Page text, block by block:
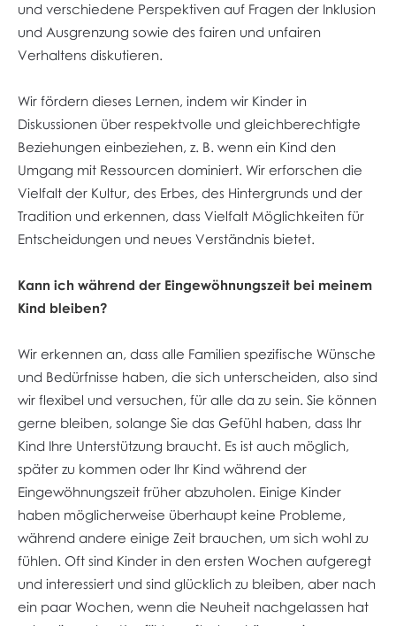
und verschiedene Perspektiven auf Fragen der Inklusion
und Ausgrenzung sowie des fairen und unfairen
Verhaltens diskutieren.
Wir fördern dieses Lernen, indem wir Kinder in
Diskussionen über respektvolle und gleichberechtigte
Beziehungen einbeziehen, z. B. wenn ein Kind den
Umgang mit Ressourcen dominiert. Wir erforschen die
Vielfalt der Kultur, des Erbes, des Hintergrunds und der
Tradition und erkennen, dass Vielfalt Möglichkeiten für
Entscheidungen und neues Verständnis bietet.
Kann ich während der Eingewöhnungszeit bei meinem
Kind bleiben?
Wir erkennen an, dass alle Familien spezifische Wünsche
und Bedürfnisse haben, die sich unterscheiden, also sind
wir flexibel und versuchen, für alle da zu sein. Sie können
gerne bleiben, solange Sie das Gefühl haben, dass Ihr
Kind Ihre Unterstützung braucht. Es ist auch möglich,
später zu kommen oder Ihr Kind während der
Eingewöhnungszeit früher abzuholen. Einige Kinder
haben möglicherweise überhaupt keine Probleme,
während andere einige Zeit brauchen, um sich wohl zu
fühlen. Oft sind Kinder in den ersten Wochen aufgeregt
und interessiert und sind glücklich zu bleiben, aber nach
ein paar Wochen, wenn die Neuheit nachgelassen hat